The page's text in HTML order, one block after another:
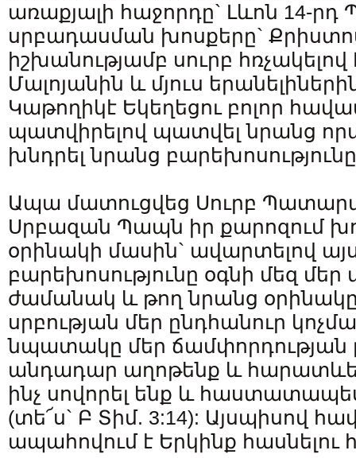
առաքյալի հաջորդը` Լևոն 14-
սրբադասման խոսքերը`
իշխանությամբ սուրբ
Մալոյանին և մյուս
Կաթողիկէ Եկեղեցու բոլոր
պատվիրելով պատվել նրանց
խնդրել նրանց
Ապա մատուցվեց Սուրբ
Սրբազան Պապն իր քարոզում
օրինակի մասին` ավարտելով
բարեխոսությունը օգնի մեզ մեր
ժամանակ և թող նրանց օրինակը
սրբության մեր ընդհանուր
նպատակը մեր ճամփորդության
անդադար աղոթենք և
ինչ սովորել ենք և
(տե՜ս` Բ Տիմ. 3:14): Այսպիսով
ապահովում է Երկինք հասնելու